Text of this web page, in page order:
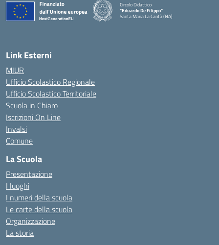
Circolo Didattico
"Eduardo De Filippo"
Santa Maria La Carità (NA)
Link Esterni
MIUR
Ufficio Scolastico Regionale
Ufficio Scolastico Territoriale
Scuola in Chiaro
Iscrizioni On Line
Invalsi
Comune
La Scuola
Presentazione
I luoghi
I numeri della scuola
Le carte della scuola
Organizzazione
La storia